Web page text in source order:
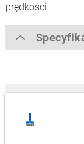
prędkości.
1,800 x 720